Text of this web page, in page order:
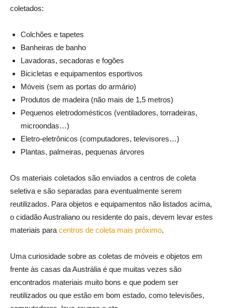
coletados:
Colchões e tapetes
Banheiras de banho
Lavadoras, secadoras e fogões
Bicicletas e equipamentos esportivos
Móveis (sem as portas do armário)
Produtos de madeira (não mais de 1,5 metros)
Pequenos eletrodomésticos (ventiladores, torradeiras,
microondas…)
Eletro-eletrônicos (computadores, televisores…)
Plantas, palmeiras, pequenas árvores
Os materiais coletados são enviados a centros de coleta
seletiva e são separadas para eventualmente serem
reutilizados. Para objetos e equipamentos não listados acima,
o cidadão Australiano ou residente do país, devem levar estes
materiais para centros de coleta mais próximo.
Uma curiosidade sobre as coletas de móveis e objetos em
frente às casas da Austrália é que muitas vezes são
encontrados materiais muito bons e que podem ser
reutilizados ou que estão em bom estado, como televisões,